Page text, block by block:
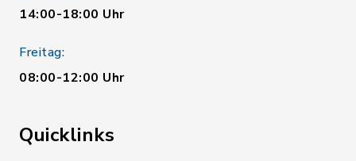
14:00-18:00 Uhr
Freitag:
08:00-12:00 Uhr
Quicklinks